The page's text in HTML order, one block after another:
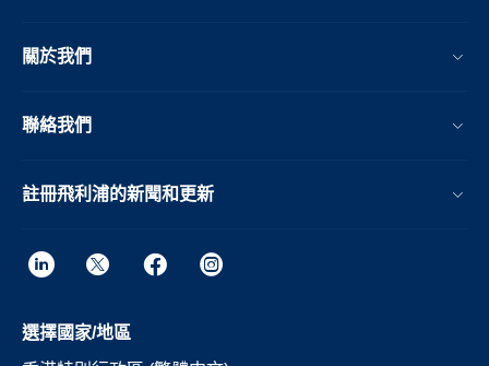
關於我們
聯絡我們
註冊飛利浦的新聞和更新
選擇國家/地區